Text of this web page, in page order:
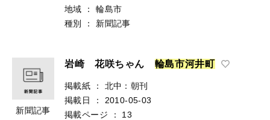
地域
：
輪島市
種別
： 新聞記事
新聞記事
岩崎 花咲ちゃん 輪島市河井町
掲載紙 ：
北中：朝刊
掲載日
：
2010-05-03
掲載ページ
：
13